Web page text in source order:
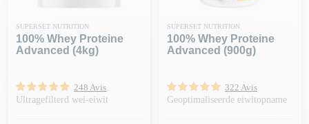
SUPERSET NUTRITION
100% Whey Proteine
Advanced (4kg)
248 Avis
Ultragefilterd wei-eiwit
SUPERSET NUTRITION
100% Whey Proteine
Advanced (900g)
322 Avis
Geoptimaliseerde eiwitopname